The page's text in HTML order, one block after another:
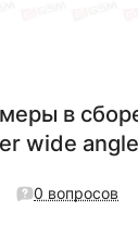
в
wide
0 вопросов